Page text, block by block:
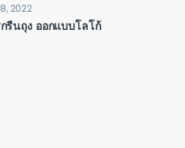
2022
รีนถุง ออกแบบโลโก้